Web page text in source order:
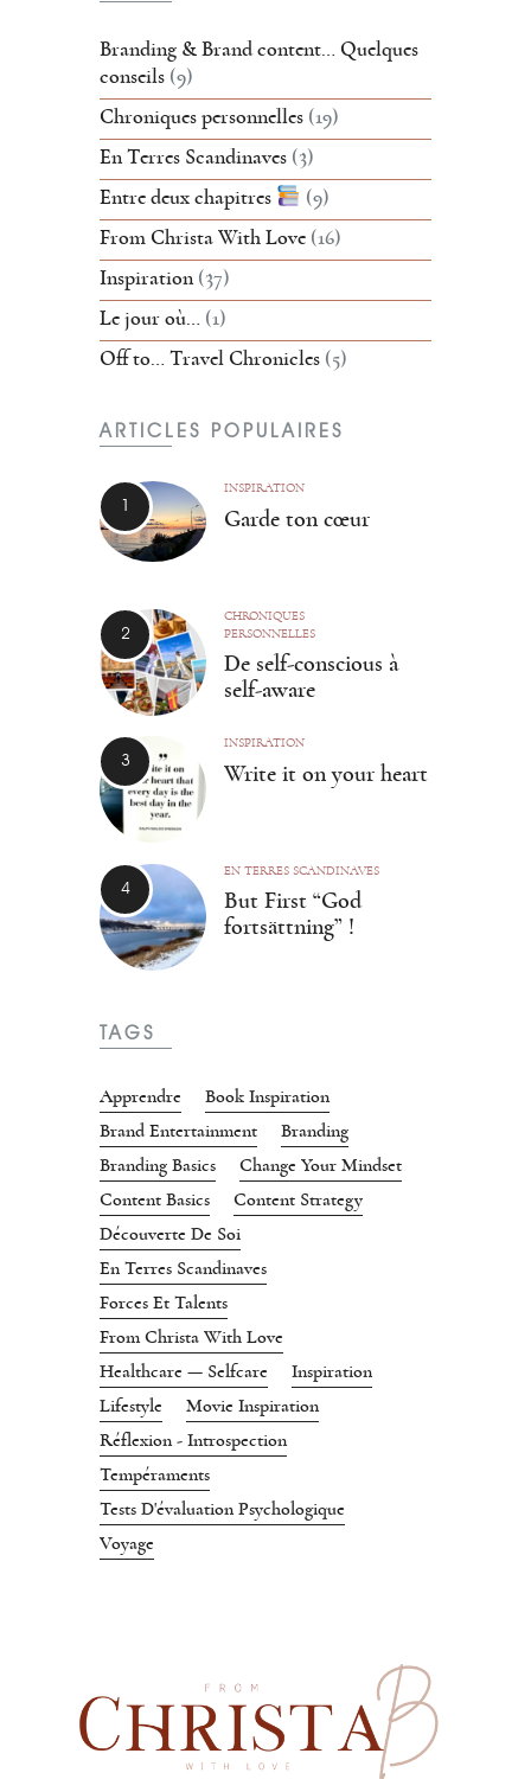
Branding & Brand content… Quelques
conseils (9)
Chroniques personnelles (19)
En Terres Scandinaves (3)
Entre deux chapitres
(9)
From Christa With Love (16)
Inspiration(37)
Le jour où… (1)
Off to… Travel Chronicles (5)
ARTICLES POPULAIRES
INSPIRATION
Garde ton cœur
CHRONIQUES
PERSONNELLES
De self-conscious à
self-aware
INSPIRATION
Write it on your heart
EN TERRES SCANDINAVES
But First “God
fortsättning” !
TAGS
Apprendre
Book Inspiration
Brand Entertainment
Branding
Branding Basics
Change Your Mindset
Content Basics
Content Strategy
Découverte De Soi
En Terres Scandinaves
Forces Et Talents
From Christa With Love
Healthcare — Selfcare
Inspiration
Lifestyle
Movie Inspiration
Réflexion - Introspection
Tempéraments
Tests D'évaluation Psychologique
Voyage